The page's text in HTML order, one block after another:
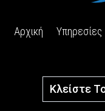
Αρχική Υπηρεσίες
Κλείστε